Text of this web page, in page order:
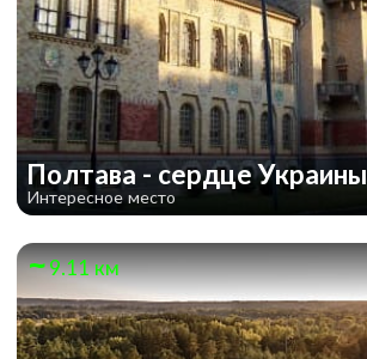
Полтава - сердце Украины
Интересное место
9.11 км